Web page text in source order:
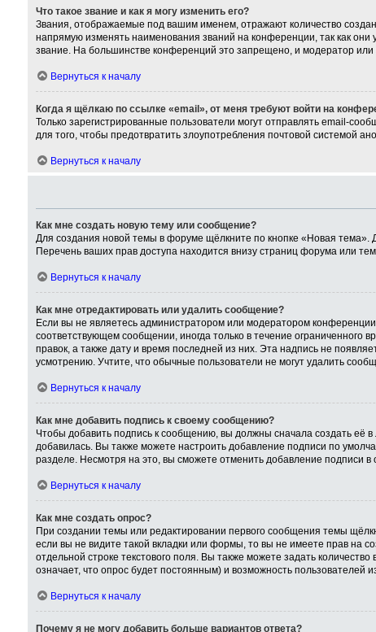
Что такое звание и как я могу изменить его?
Звания, отображаемые под вашим именем, отражают количество
напрямую изменять наименования званий на конференции, так как
звание. На большинстве конференций это запрещено, и модератор
Вернуться к началу
Когда я щёлкаю по ссылке «email», от меня требуют войти на
Только зарегистрированные пользователи могут отправлять email-
для того, чтобы предотвратить злоупотребления почтовой системой
Вернуться к началу
Как мне создать новую тему или сообщение?
Для создания новой темы в форуме щёлкните по кнопке «Новая
Перечень ваших прав доступа находится внизу страниц форума или
Вернуться к началу
Как мне отредактировать или удалить сообщение?
Если вы не являетесь администратором или модератором
соответствующем сообщении, иногда только в течение ограниченного
правок, а также дату и время последней из них. Эта надпись не
усмотрению. Учтите, что обычные пользователи не могут удалить
Вернуться к началу
Как мне добавить подпись к своему сообщению?
Чтобы добавить подпись к сообщению, вы должны сначала создать её
добавилась. Вы также можете настроить добавление подписи по
разделе. Несмотря на это, вы сможете отменить добавление подписи
Вернуться к началу
Как мне создать опрос?
При создании темы или редактировании первого сообщения темы
если вы не видите такой вкладки или формы, то вы не имеете прав на
отдельной строке текстового поля. Вы также можете задать
означает, что опрос будет постоянным) и возможность пользователей
Вернуться к началу
Почему я не могу добавить больше вариантов ответа?